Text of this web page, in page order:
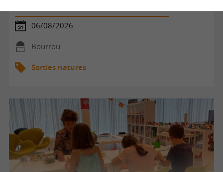
06/08/2026
Bourrou
Sorties natures